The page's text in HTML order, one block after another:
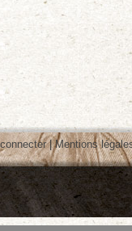
|Mentions